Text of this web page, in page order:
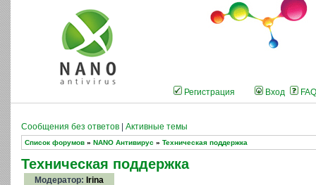
Регистрация Вход FAQ
Сообщения без ответов Активные темы
Список форумов » NANO Антивирус » Техническая поддержка
Техническая поддержка
Модератор: Irina